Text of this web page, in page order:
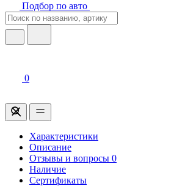
Подбор по авто
0
Характеристики
Описание
Отзывы и вопросы 0
Наличие
Сертификаты